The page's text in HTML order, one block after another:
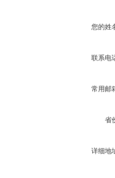
您的姓
联系电
常用邮
省
详细地